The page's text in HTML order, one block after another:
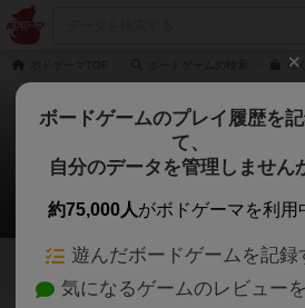
ら
らくらく冒険者の幸せ
chiyakazuhaさんのレビ
3 4
ボードゲームのプレイ履歴を
て、
自分のデータを管理しません
約75,000人がボドゲーマを利用
遊んだボードゲームを記録
気になるゲームのレビュー